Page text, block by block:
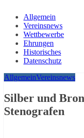
Allgemein
Vereinsnews
Wettbewerbe
Ehrungen
Historisches
Datenschutz
AllgemeinVereinsnews
Silber und
Stenografen